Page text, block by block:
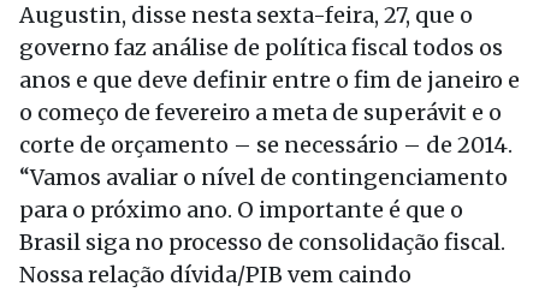
Augustin, disse nesta sexta-feira, 27, que o
governo faz análise de política fiscal todos os
anos e que deve definir entre o fim de janeiro e
o começo de fevereiro a meta de superávit e o
corte de orçamento – se necessário – de 2014.
“Vamos avaliar o nível de contingenciamento
para o próximo ano. O importante é que o
Brasil siga no processo de consolidação fiscal.
Nossa relação dívida/PIB vem caindo